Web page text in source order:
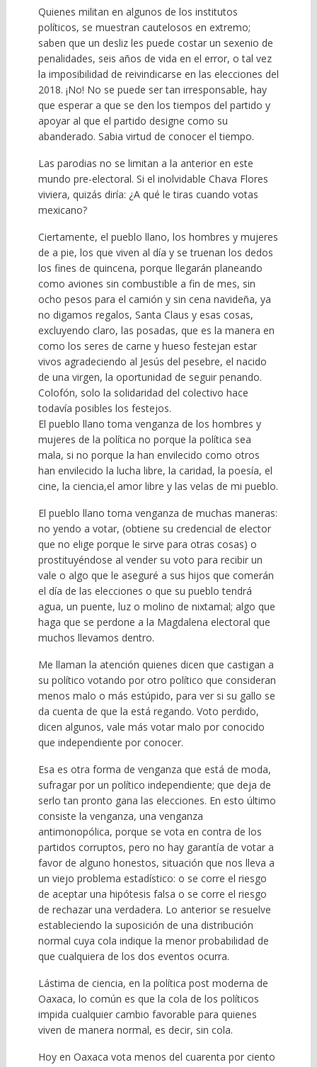
Quienes militan en algunos de los institutos
políticos, se muestran cautelosos en extremo;
saben que un desliz les puede costar un sexenio de
penalidades, seis años de vida en el error, o tal vez
la imposibilidad de reivindicarse en las elecciones del
2018. ¡No! No se puede ser tan irresponsable, hay
que esperar a que se den los tiempos del partido y
apoyar al que el partido designe como su
abanderado. Sabia virtud de conocer el tiempo.
Las parodias no se limitan a la anterior en este
mundo pre-electoral. Si el inolvidable Chava Flores
viviera, quizás diría: ¿A qué le tiras cuando votas
mexicano?
Ciertamente, el pueblo llano, los hombres y mujeres
de a pie, los que viven al día y se truenan los dedos
los fines de quincena, porque llegarán planeando
como aviones sin combustible a fin de mes, sin
ocho pesos para el camión y sin cena navideña, ya
no digamos regalos, Santa Claus y esas cosas,
excluyendo claro, las posadas, que es la manera en
como los seres de carne y hueso festejan estar
vivos agradeciendo al Jesús del pesebre, el nacido
de una virgen, la oportunidad de seguir penando.
Colofón, solo la solidaridad del colectivo hace
todavía posibles los festejos.
El pueblo llano toma venganza de los hombres y
mujeres de la política no porque la política sea
mala, si no porque la han envilecido como otros
han envilecido la lucha libre, la caridad, la poesía, el
cine, la ciencia,el amor libre y las velas de mi pueblo.
El pueblo llano toma venganza de muchas maneras:
no yendo a votar, (obtiene su credencial de elector
que no elige porque le sirve para otras cosas) o
prostituyéndose al vender su voto para recibir un
vale o algo que le aseguré a sus hijos que comerán
el día de las elecciones o que su pueblo tendrá
agua, un puente, luz o molino de nixtamal; algo que
haga que se perdone a la Magdalena electoral que
muchos llevamos dentro.
Me llaman la atención quienes dicen que castigan a
su político votando por otro político que consideran
menos malo o más estúpido, para ver si su gallo se
da cuenta de que la está regando. Voto perdido,
dicen algunos, vale más votar malo por conocido
que independiente por conocer.
Esa es otra forma de venganza que está de moda,
sufragar por un político independiente; que deja de
serlo tan pronto gana las elecciones. En esto último
consiste la venganza, una venganza
antimonopólica, porque se vota en contra de los
partidos corruptos, pero no hay garantía de votar a
favor de alguno honestos, situación que nos lleva a
un viejo problema estadístico: o se corre el riesgo
de aceptar una hipótesis falsa o se corre el riesgo
de rechazar una verdadera. Lo anterior se resuelve
estableciendo la suposición de una distribución
normal cuya cola indique la menor probabilidad de
que cualquiera de los dos eventos ocurra.
Lástima de ciencia, en la política post moderna de
Oaxaca, lo común es que la cola de los políticos
impida cualquier cambio favorable para quienes
viven de manera normal, es decir, sin cola.
Hoy en Oaxaca vota menos del cuarenta por ciento